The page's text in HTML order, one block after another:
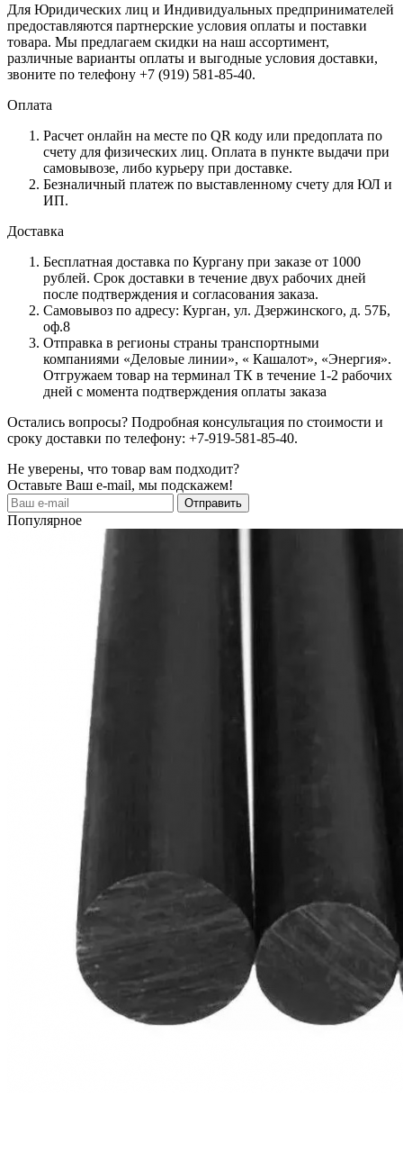
Для Юридических лиц и Индивидуальных предпринимателей
предоставляются партнерские условия оплаты и поставки
товара. Мы предлагаем скидки на наш ассортимент,
различные варианты оплаты и выгодные условия доставки,
звоните по телефону +7 (919) 581-85-40.
Оплата
Расчет онлайн на месте по QR коду или предоплата по
счету для физических лиц. Оплата в пункте выдачи при
самовывозе, либо курьеру при доставке.
Безналичный платеж по выставленному счету для ЮЛ и
ИП.
Доставка
Бесплатная доставка по Кургану при заказе от 1000
рублей. Срок доставки в течение двух рабочих дней
после подтверждения и согласования заказа.
Самовывоз по адресу: Курган, ул. Дзержинского, д. 57Б,
оф.8
Отправка в регионы страны транспортными
компаниями «Деловые линии», « Кашалот», «Энергия».
Отгружаем товар на терминал ТК в течение 1-2 рабочих
дней с момента подтверждения оплаты заказа
Остались вопросы? Подробная консультация по стоимости и
сроку доставки по телефону: +7-919-581-85-40.
Не уверены, что товар вам подходит?
Оставьте Ваш e-mail, мы подскажем!
Популярное